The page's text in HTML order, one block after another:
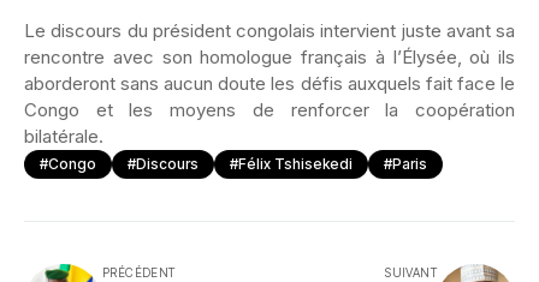
Le discours du président congolais intervient juste avant sa
rencontre avec son homologue français à l’Élysée, où ils
aborderont sans aucun doute les défis auxquels fait face le
Congo et les moyens de renforcer la coopération
bilatérale.
#Congo #Discours #Félix Tshisekedi #Paris
PRÉCÉDENT SUIVANT